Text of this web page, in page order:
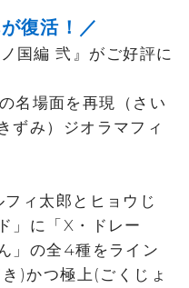
復活！／
国編 弐』がご好評に
名場面を再現（さい
ずみ）ジオラマフィ
フィ太郎とヒョウじ
」に「X・ドレー
」の全4種をライン
)かつ極上(ごくじょ